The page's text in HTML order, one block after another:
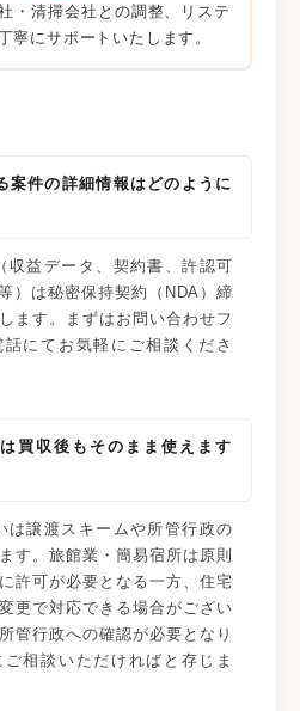
・清掃会社との調整、リステ
寧にサポートいたします。
案件の詳細情報はどのように
収益データ、契約書、許認可
）は秘密保持契約（NDA）締
ます。まずはお問い合わせフ
にてお気軽にご相談くださ
買収後もそのまま使えます
は譲渡スキームや所管行政の
す。旅館業・簡易宿所は原則
許可が必要となる一方、住宅
更で対応できる場合がござい
管行政への確認が必要となり
相談いただければと存じま